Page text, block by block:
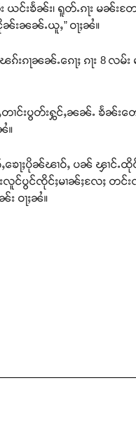
င်းၶႅၼ်း၊ ရူတ်ႉၵႃး မၼ်းတ
ငိုၼ်းၼၼ်ႉယူႇ” ဝႃႈၼႆ။
းၵႃၼၼ်ႉၵေႃႈ ၵႃး 8 လမ်
းပွတ်းႁွင်ႇၼၼ်ႉ ၶႅၼ်းတေ
။
ႃႈပိုၼ်ၽၢဝ်ႇ ပၼ် ၾၢင်ႉထို
လူင်ပွင်ၸိုင်ႈမၢၼ်ႈလႄႈ တင်
း ဝႃႈၼႆ။